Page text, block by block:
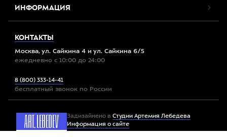
ИНФОРМАЦИЯ
КОНТАКТЫ
Москва, ул. Сайкина 4 и ул. Сайкина 6/5
ежедневно с 10:00 до 24:00
8 (800) 333-14-41
бесплатный звонок по России
Задизайнено в Студии Артемия Лебедева
Информация о сайте